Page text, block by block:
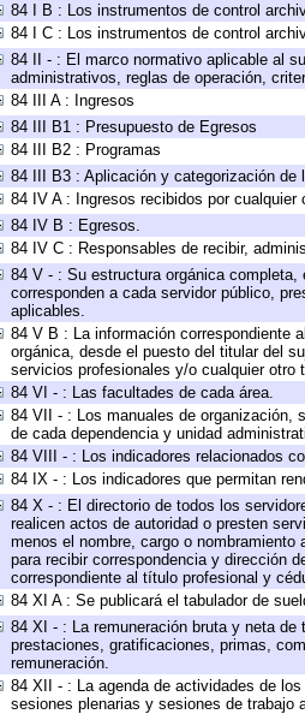
84 I B : Los instrumentos de control
84 I C : Los instrumentos de control
84 II - : El marco normativo aplicable al
administrativos, reglas de operación,
84 III A : Ingresos
84 III B1 : Presupuesto de Egresos
84 III B2 : Programas
84 III B3 : Aplicación y categorización de
84 IV A : Ingresos recibidos por cualquier
84 IV B : Egresos.
84 IV C : Responsables de recibir,
84 V - : Su estructura orgánica
corresponden a cada servidor público,
aplicables.
84 V B : La información correspondiente
orgánica, desde el puesto del titular del
servicios profesionales y/o cualquier otro
84 VI - : Las facultades de cada área.
84 VII - : Los manuales de organización,
de cada dependencia y unidad
84 VIII - : Los indicadores relacionados
84 IX - : Los indicadores que permitan
84 X - : El directorio de todos los
realicen actos de autoridad o presten
menos el nombre, cargo o
para recibir correspondencia y dirección
correspondiente al título profesional y
84 XI A : Se publicará el tabulador de
84 XI - : La remuneración bruta y neta
prestaciones, gratificaciones, primas,
remuneración.
84 XII - : La agenda de actividades de
sesiones plenarias y sesiones de trabajo